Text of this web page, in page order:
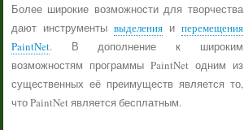
Более широкие возможности для творчества
дают инструменты выделенияи перемещения
PaintNet. В дополнение к широким
возможностям программы PaintNet одним из
существенных её преимуществ является то,
что PaintNet является бесплатным.